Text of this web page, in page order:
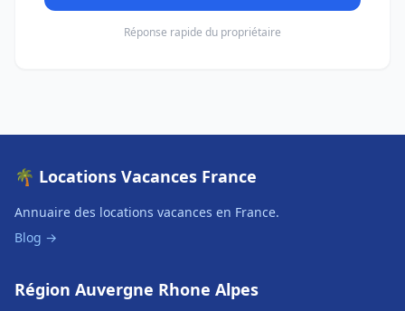
Réponse rapide du propriétaire
🌴 Locations Vacances France
Annuaire des locations vacances en France.
Blog →
Région Auvergne Rhone Alpes